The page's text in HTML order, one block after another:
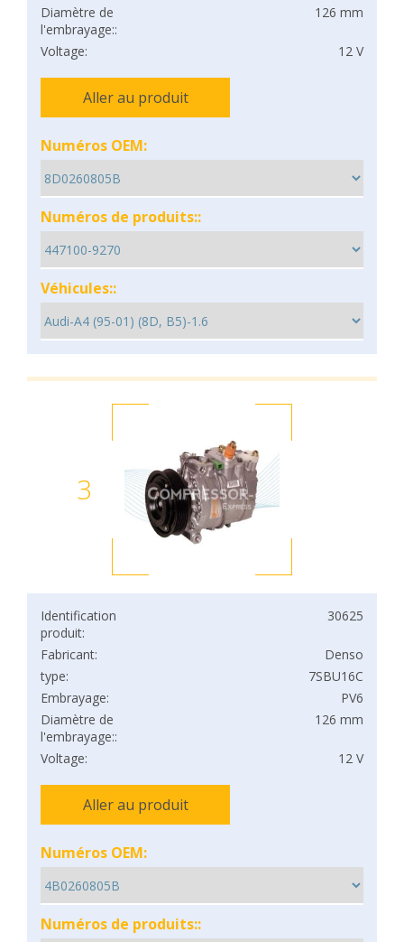
Diamètre de
l'embrayage::
126 mm
Voltage: 12 V
Aller au produit
Numéros OEM:
Numéros de produits::
Véhicules::
3
Identification
produit:
30625
Fabricant:
Denso
type:
7SBU16C
Embrayage:
PV6
Diamètre de
l'embrayage::
126 mm
Voltage: 12 V
Aller au produit
Numéros OEM:
Numéros de produits::